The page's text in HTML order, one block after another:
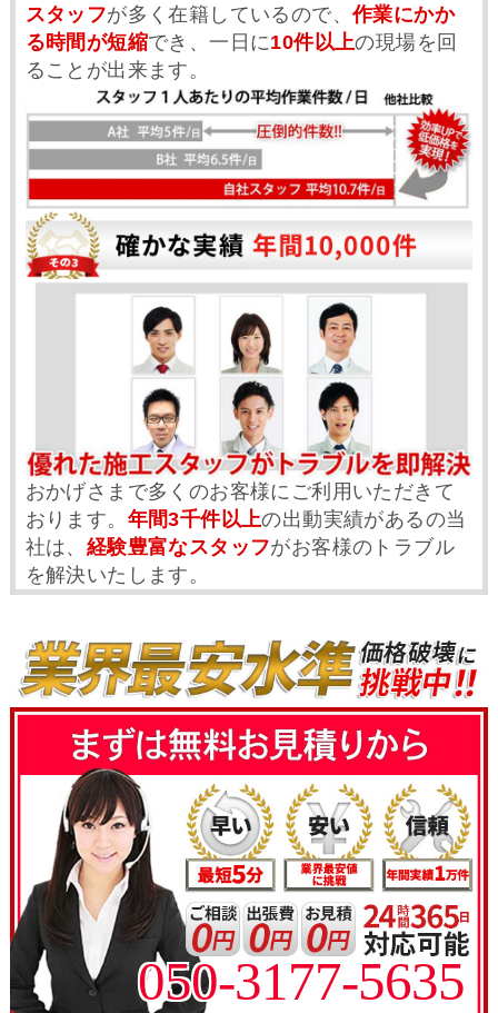
スタッフが多く在籍しているので、作業にかか
る時間が短縮でき、一日に10件以上の現場を回
ることが出来ます。
おかげさまで多くのお客様にご利用いただきて
おります。 年間3千件以上の出動実績があるの当
社は、 経験豊富なスタッフがお客様のトラブル
を解決いたします。
050-3177-5635